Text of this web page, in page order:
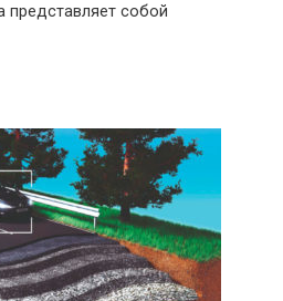
представляет собой